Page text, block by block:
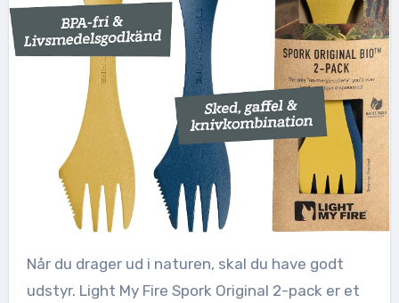
Når du drager ud i naturen, skal du have godt
udstyr. Light My Fire Spork Original 2-pack er et